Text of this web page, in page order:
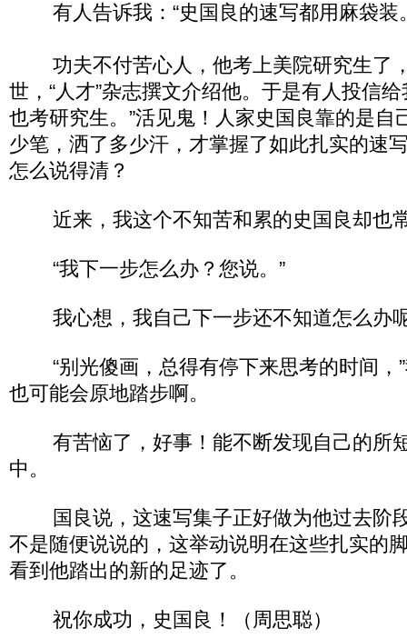
有人告诉我：“史国良的速写都用麻袋装
功夫不付苦心人，他考上美院研究生了
世，“人才”杂志撰文介绍他。于是有人投信
也考研究生。”活见鬼！人家史国良靠的是自
少笔，洒了多少汗，才掌握了如此扎实的速
怎么说得清？
近来，我这个不知苦和累的史国良却也常
“我下一步怎么办？您说。”
我心想，我自己下一步还不知道怎么办
“别光傻画，总得有停下来思考的时间，”
也可能会原地踏步啊。
有苦恼了，好事！能不断发现自己的所
中。
国良说，这速写集子正好做为他过去阶
不是随便说说的，这举动说明在这些扎实的
看到他踏出的新的足迹了。
祝你成功，史国良！（周思聪）